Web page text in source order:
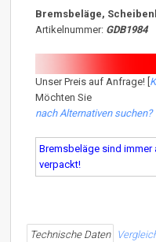
Bremsbeläge,
Artikelnummer: GDB1984
Unser Preis auf Anfrage! [
Möchten Sie
nach Alternativen suchen?
Bremsbeläge sind immer
verpackt!
Technische Daten